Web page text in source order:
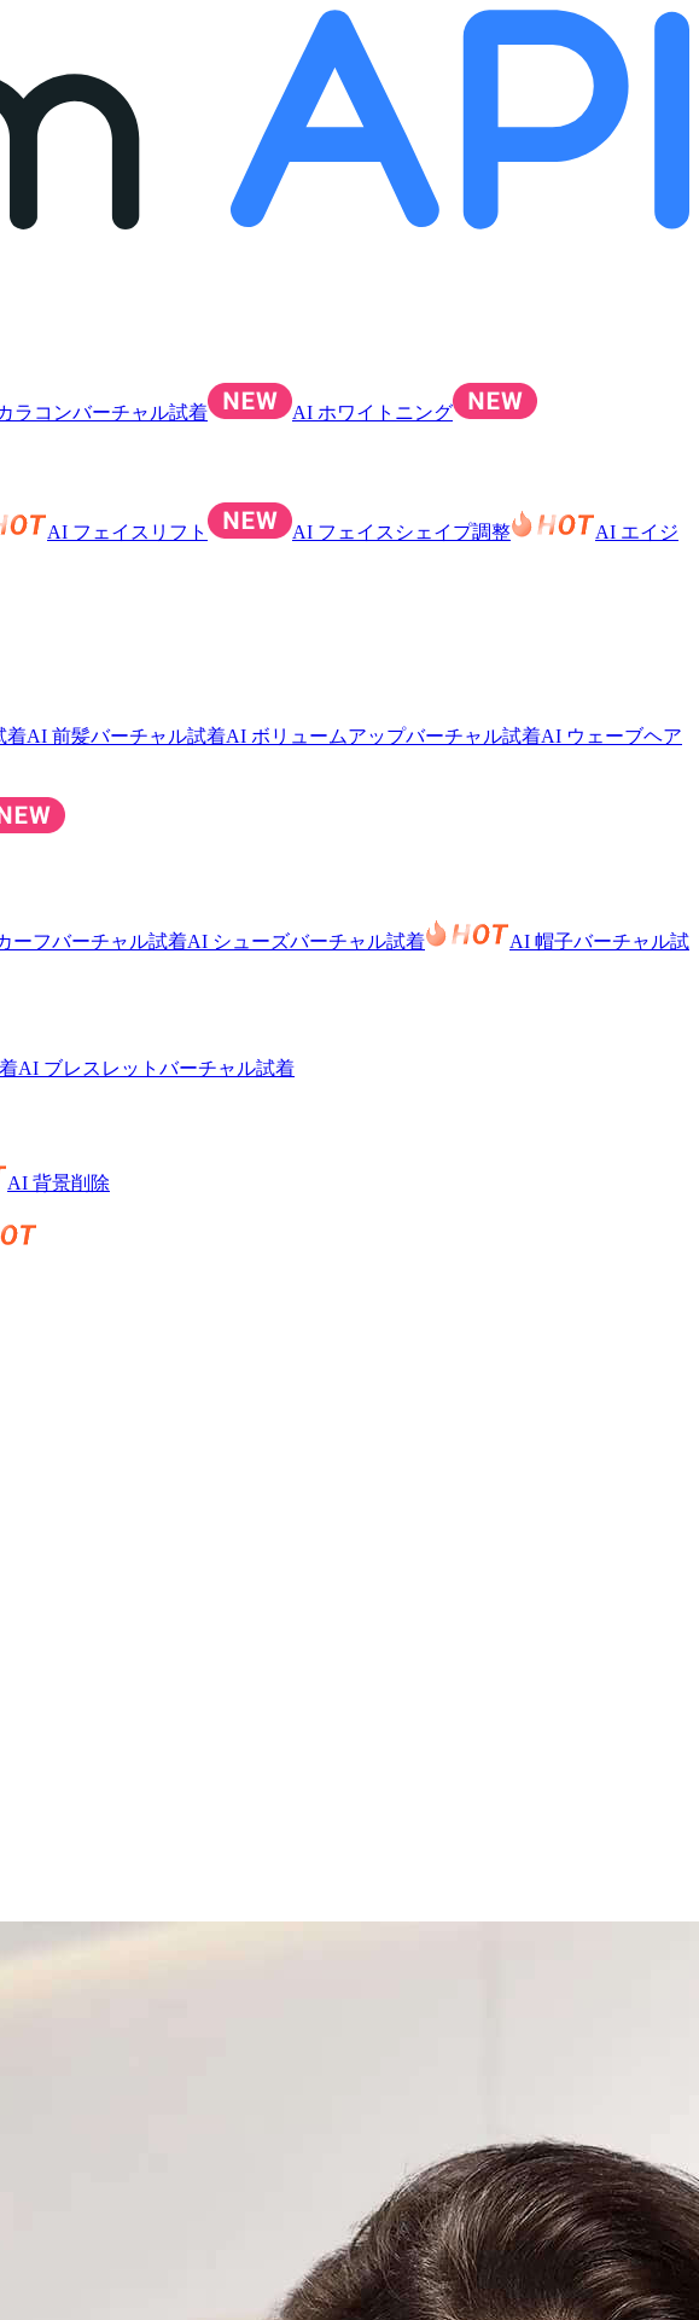
ラコンバーチャル試着 AI ホワイトニング
AI フェイスリフト AI フェイスシェイプ調整
AI エイジ
着AI 前髪バーチャル試着AI ボリュームアップバーチャル試着AI ウェーブヘア
ーフバーチャル試着AI シューズバーチャル試着
AI 帽子バーチャル試
AI ブレスレットバーチャル試着
AI 背景削除